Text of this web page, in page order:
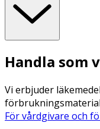
Handla som
Vi erbjuder
För vårdgivare och